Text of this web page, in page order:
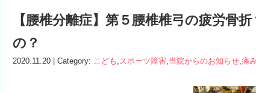
【腰椎分離症】第５腰椎椎弓の疲労骨
の？
2020.11.20 | Category: こども ,スポーツ障害,当院からのお知らせ,痛